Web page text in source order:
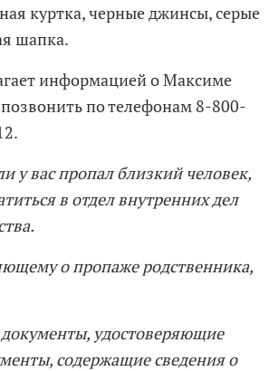
куртка, черные джинсы, серые
шапка.
информацией о Максиме
по телефонам 8-800-
у вас пропал близкий человек,
в отдел внутренних дел
о пропаже родственника,
удостоверяющие
содержащие сведения о